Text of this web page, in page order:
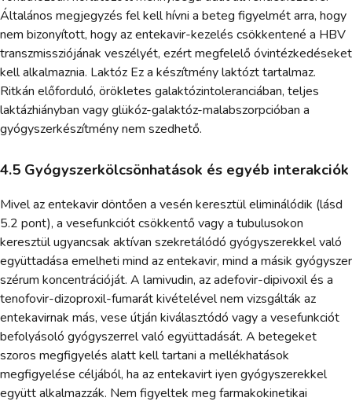
Általános megjegyzés fel kell hívni a beteg figyelmét arra, hogy
nem bizonyított, hogy az entekavir-kezelés csökkentené a HBV
transzmissziójának veszélyét, ezért megfelelő óvintézkedéseket
kell alkalmaznia. Laktóz Ez a készítmény laktózt tartalmaz.
Ritkán előforduló, örökletes galaktózintoleranciában, teljes
laktázhiányban vagy glükóz-galaktóz-malabszorpcióban a
gyógyszerkészítmény nem szedhető.
4.5 Gyógyszerkölcsönhatások és egyéb interakciók
Mivel az entekavir döntően a vesén keresztül eliminálódik (lásd
5.2 pont), a vesefunkciót csökkentő vagy a tubulusokon
keresztül ugyancsak aktívan szekretálódó gyógyszerekkel való
együttadása emelheti mind az entekavir, mind a másik gyógyszer
szérum koncentrációját. A lamivudin, az adefovir-dipivoxil és a
tenofovir-dizoproxil-fumarát kivételével nem vizsgálták az
entekavirnak más, vese útján kiválasztódó vagy a vesefunkciót
befolyásoló gyógyszerrel való együttadását. A betegeket
szoros megfigyelés alatt kell tartani a mellékhatások
megfigyelése céljából, ha az entekavirt iyen gyógyszerekkel
együtt alkalmazzák. Nem figyeltek meg farmakokinetikai